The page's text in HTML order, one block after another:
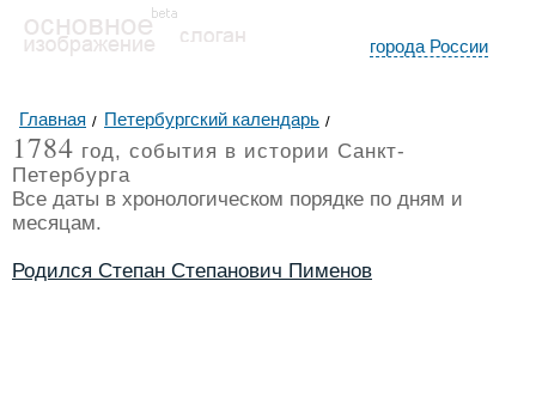
города России
Главная Петербургский календарь
1784 год, события в истории Санкт-
Петербурга
Все даты в хронологическом порядке по дням и
месяцам.
Родился Степан Степанович Пименов